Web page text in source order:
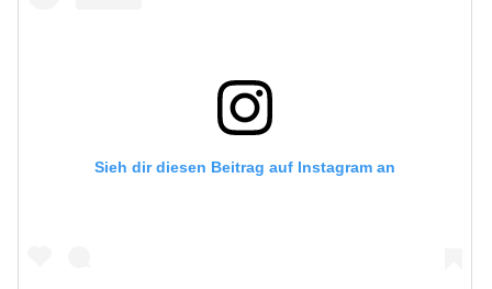
Sieh dir diesen Beitrag auf Instagram an